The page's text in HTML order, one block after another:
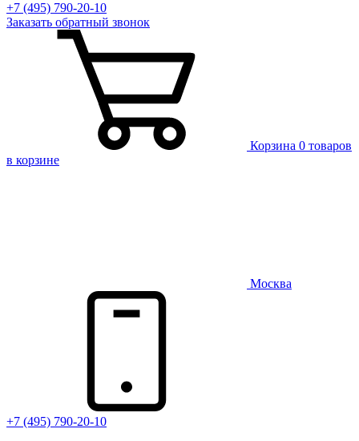
+7 (495) 790-20-10
Заказать обратный звонок
Корзина 0 товаров
в корзине
Москва
+7 (495) 790-20-10